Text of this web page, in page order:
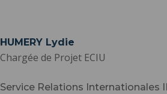
HUMERY Lydie
Chargée de Projet ECIU
Service Relations Internationales